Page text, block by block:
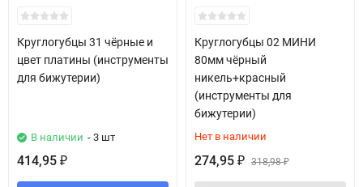
Круглогубцы 31 чёрные и
цвет платины (инструменты
для бижутерии)
В наличии - 3 шт
414,95 ₽
Круглогубцы 02 МИНИ
80мм чёрный
никель+красный
(инструменты для
бижутерии)
Нет в наличии
274,95 ₽ 318,98₽